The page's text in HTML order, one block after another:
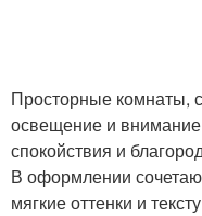
Просторные комнаты,
освещение и
спокойствия и
В оформлении
мягкие оттенки и